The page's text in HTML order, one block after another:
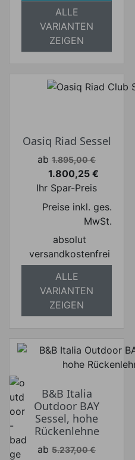
ALLE
VARIANTEN
ZEIGEN
Oasiq Riad Sessel
Verkaufspreis
ab 1.895,00 €
Preis
1.800,25 €
Ihr Spar-Preis
Preise inkl. ges.
MwSt.
absolut
versandkostenfrei
ALLE
VARIANTEN
ZEIGEN
B&B Italia
Outdoor BAY
Sessel, hohe
Rückenlehne
Verkaufspreis
ab 5.237,00 €